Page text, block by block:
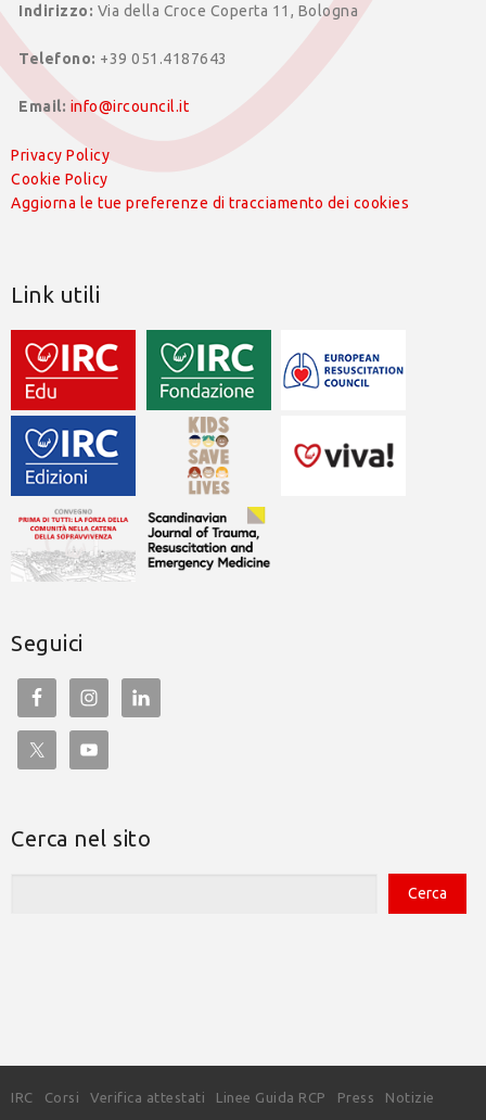
Indirizzo: Via della Croce Coperta 11, Bologna
Telefono: +39 051.4187643
Email: info@ircouncil.it
Privacy Policy
Cookie Policy
Aggiorna le tue preferenze di tracciamento dei cookies
Link utili
Seguici
Cerca nel sito
IRC Corsi Verifica attestati Linee Guida RCP Press Notizie